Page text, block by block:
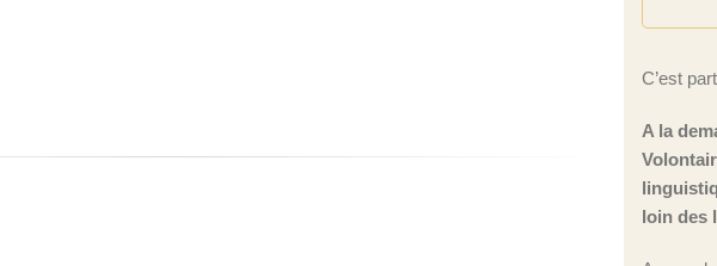
C’est
A la
loin des